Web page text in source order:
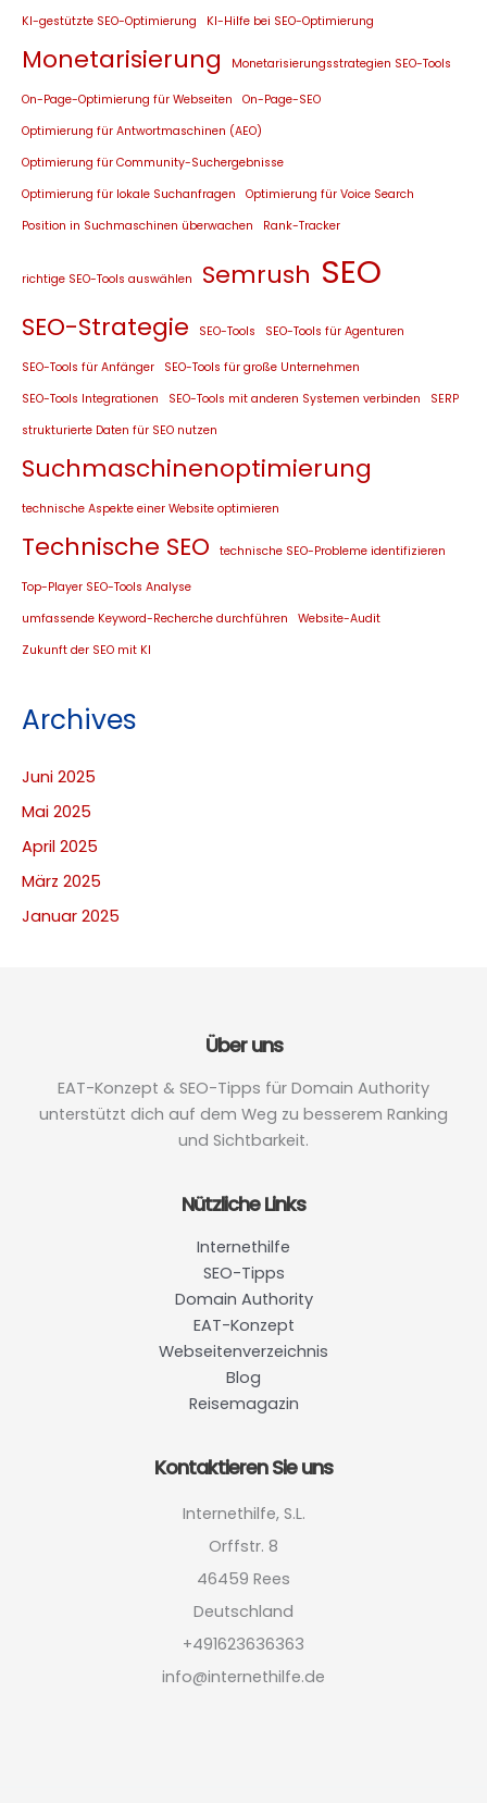
KI-gestützte SEO-Optimierung KI-Hilfe bei SEO-Optimierung
Monetarisierung Monetarisierungsstrategien SEO-Tools
On-Page-Optimierung für Webseiten
On-Page-SEO
Optimierung für Antwortmaschinen (AEO)
Optimierung für Community-Suchergebnisse
Optimierung für lokale Suchanfragen
Optimierung für Voice Search
Position in Suchmaschinen überwachen
Rank-Tracker
richtige SEO-Tools auswählen Semrush SEO
SEO-Strategie SEO-Tools SEO-Tools für Agenturen
SEO-Tools für Anfänger
SEO-Tools für große Unternehmen
SEO-Tools Integrationen
SEO-Tools mit anderen Systemen verbinden
SERP
strukturierte Daten für SEO nutzen
Suchmaschinenoptimierung
technische Aspekte einer Website optimieren
Technische SEO technische SEO-Probleme identifizieren
Top-Player SEO-Tools Analyse
umfassende Keyword-Recherche durchführen
Website-Audit
Zukunft der SEO mit KI
Archives
Juni 2025
Mai 2025
April 2025
März 2025
Januar 2025
Über uns
EAT-Konzept & SEO-Tipps für Domain Authority
unterstützt dich auf dem Weg zu besserem Ranking
und Sichtbarkeit.
Nützliche Links
Internethilfe
SEO-Tipps
Domain Authority
EAT-Konzept
Webseitenverzeichnis
Blog
Reisemagazin
Kontaktieren Sie uns
Internethilfe, S.L.
Orffstr. 8
46459 Rees
Deutschland
+491623636363
info@internethilfe.de